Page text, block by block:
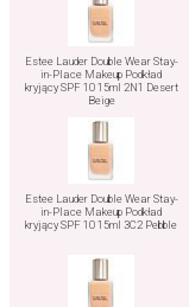
Estee Lauder Double Wear Stay-
in-Place Makeup Podkład
kryjący SPF 10 15ml 2N1 Desert
Beige
Estee Lauder Double Wear Stay-
in-Place Makeup Podkład
kryjący SPF 10 15ml 3C2 Pebble